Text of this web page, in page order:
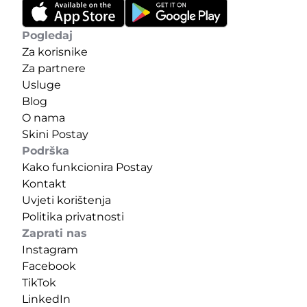
Pogledaj
Za korisnike
Za partnere
Usluge
Blog
O nama
Skini Postay
Podrška
Kako funkcionira Postay
Kontakt
Uvjeti korištenja
Politika privatnosti
Zaprati nas
Instagram
Facebook
TikTok
LinkedIn